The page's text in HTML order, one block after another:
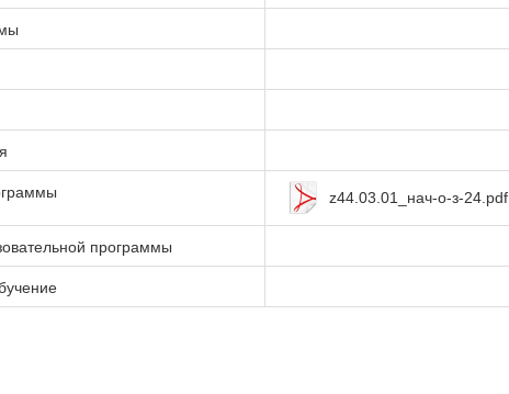
z44.03.01_нач-о-з-24.pdf
программы